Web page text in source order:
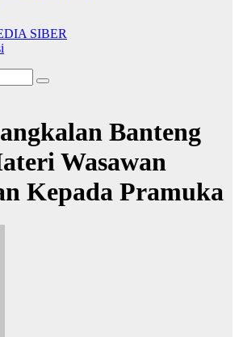
SIBER
Banteng
Wasawan
Kepada Pramuka